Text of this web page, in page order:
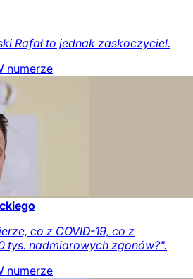
Rafał to jednak zaskoczyciel.
numerze
co z COVID-19, co z
tys. nadmiarowych zgonów?".
numerze